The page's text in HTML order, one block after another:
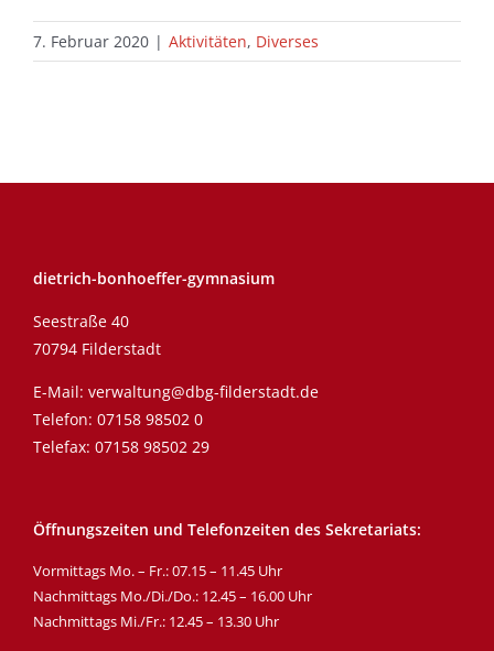
7. Februar 2020 | Aktivitäten, Diverses
dietrich-bonhoeffer-gymnasium
Seestraße 40
70794 Filderstadt
E-Mail: verwaltung@dbg-filderstadt.de
Telefon: 07158 98502 0
Telefax: 07158 98502 29
Öffnungszeiten und Telefonzeiten des Sekretariats:
Vormittags Mo. – Fr.: 07.15 – 11.45 Uhr
Nachmittags Mo./Di./Do.: 12.45 – 16.00 Uhr
Nachmittags Mi./Fr.: 12.45 – 13.30 Uhr